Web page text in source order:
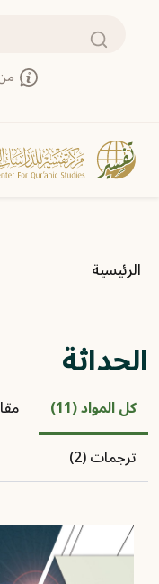
بحث
مسار التنقل
الرئيسية
الحداثة
كل المواد (11)
ترجمات (2)